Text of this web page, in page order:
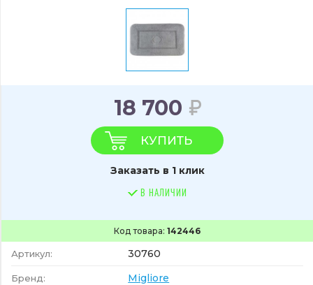
Код товара: 142446
Артикул: 30760
Бренд: Migliore
18 700
КУПИТЬ
Заказать в 1 клик
В НАЛИЧИИ